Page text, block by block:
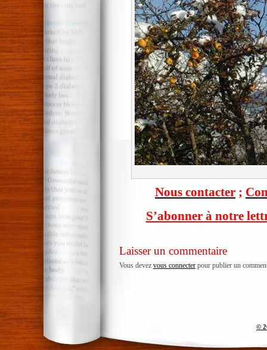
Nous contacter ;
S’abonner à notre
Laisser un commentaire
Vous devez vous connecter pour publier un
©